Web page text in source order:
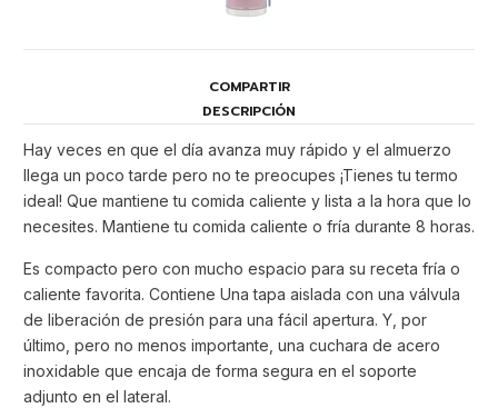
COMPARTIR
DESCRIPCIÓN
Hay veces en que el día avanza muy rápido y el almuerzo
llega un poco tarde pero no te preocupes ¡Tienes tu termo
ideal! Que mantiene tu comida caliente y lista a la hora que lo
necesites. Mantiene tu comida caliente o fría durante 8 horas.
Es compacto pero con mucho espacio para su receta fría o
caliente favorita. Contiene Una tapa aislada con una válvula
de liberación de presión para una fácil apertura. Y, por
último, pero no menos importante, una cuchara de acero
inoxidable que encaja de forma segura en el soporte
adjunto en el lateral.